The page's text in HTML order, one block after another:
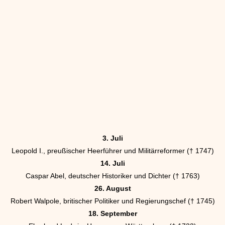
3. Juli
Leopold I., preußischer Heerführer und Militärreformer († 1747)
14. Juli
Caspar Abel, deutscher Historiker und Dichter († 1763)
26. August
Robert Walpole, britischer Politiker und Regierungschef († 1745)
18. September